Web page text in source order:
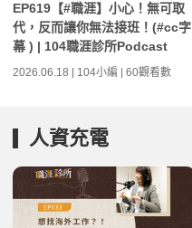
EP619【#職涯】小心！無可取
代，反而讓你無法接班！(#cc字
幕 ) | 104職涯診所Podcast
2026.06.18 | 104小編 | 60觀看數
人資充電